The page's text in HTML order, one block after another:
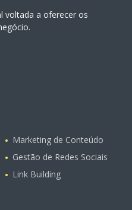
voltada a oferecer os
Marketing de Conteúdo
Gestão de Redes Sociais
Link Building